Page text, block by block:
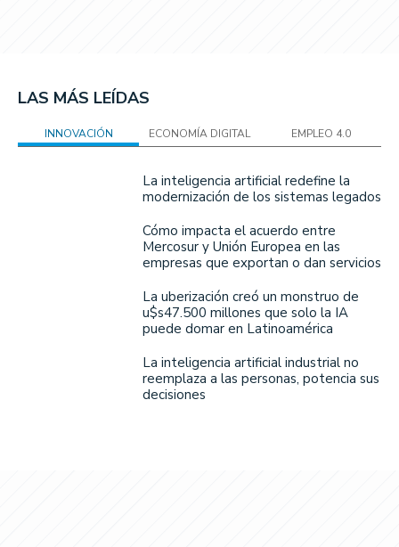
LAS MÁS LEÍDAS
INNOVACIÓN ECONOMÍA DIGITAL EMPLEO 4.0
La inteligencia artificial redefine la
modernización de los sistemas legados
Cómo impacta el acuerdo entre
Mercosur y Unión Europea en las
empresas que exportan o dan servicios
La uberización creó un monstruo de
u$s47.500 millones que solo la IA
puede domar en Latinoamérica
La inteligencia artificial industrial no
reemplaza a las personas, potencia sus
decisiones